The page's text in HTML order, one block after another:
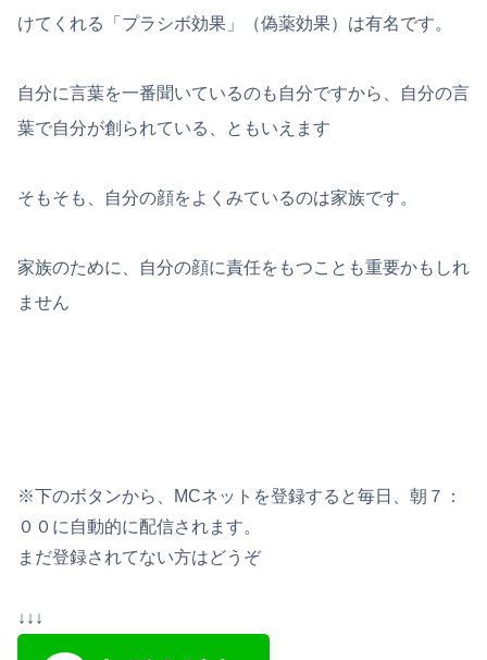
けてくれる「プラシボ効果」（偽薬効果）は有名です。
自分に言葉を一番聞いているのも自分ですから、自分の言
葉で自分が創られている、ともいえます
そもそも、自分の顔をよくみているのは家族です。
家族のために、自分の顔に責任をもつことも重要かもしれ
ません
※下のボタンから、MCネットを登録すると毎日、朝７：
００に自動的に配信されます。
まだ登録されてない方はどうぞ
↓↓↓